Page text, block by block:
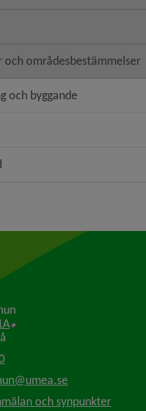
och områdesbestämmelser
och byggande
Länk till annan
och synpunkter